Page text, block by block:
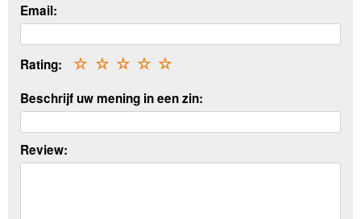
Email:
Rating: ☆
☆
☆
☆
☆
Beschrijf uw mening in een zin:
Review: